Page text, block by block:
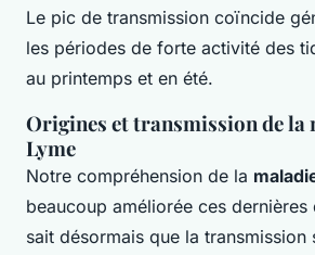
Le pic de transmission coïncide
les périodes de forte activité des
au printemps et en été.
Origines et transmission de la
Lyme
Notre compréhension de la
beaucoup améliorée ces dernières
sait désormais que la